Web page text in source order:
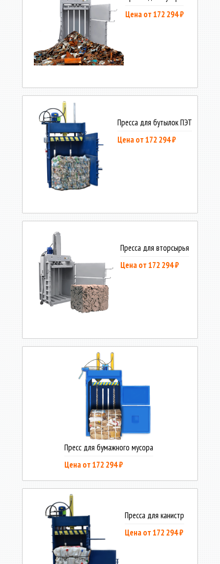
Цена от 172 294 ₽
Пресса для бутылок ПЭТ
Цена от 172 294 ₽
Пресса для вторсырья
Цена от 172 294 ₽
Пресс для бумажного мусора
Цена от 172 294 ₽
Пресса для канистр
Цена от 172 294 ₽